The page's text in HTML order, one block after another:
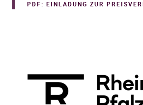
PDF: EINLADUNG ZUR